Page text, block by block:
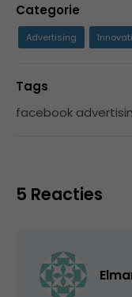
Categorie
Advertising
Tags
facebook
5 Reacties